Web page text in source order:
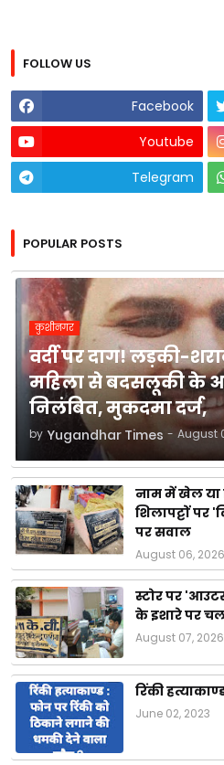
FOLLOW US
Facebook
Youtube
Telegram
POPULAR POSTS
कुशीनगर
वर्दी पर दाग! लड़की-
महिला से बदसलूकी के
निलंबित, मुकदमा दर्ज,
by Yugandhar Times - August
नाम में खेल या
शिलापट्टों पर
पर सवाल
August 06, 2026
स्टोर पर
के इशारे पर चल
August 07, 2026
रिंकी
June 02, 2023